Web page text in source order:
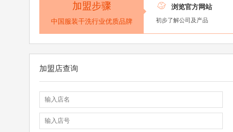
加盟步骤
中国服装干洗行业优质品牌
 浏览官方网站
初步了解公司及产品
加盟店查询